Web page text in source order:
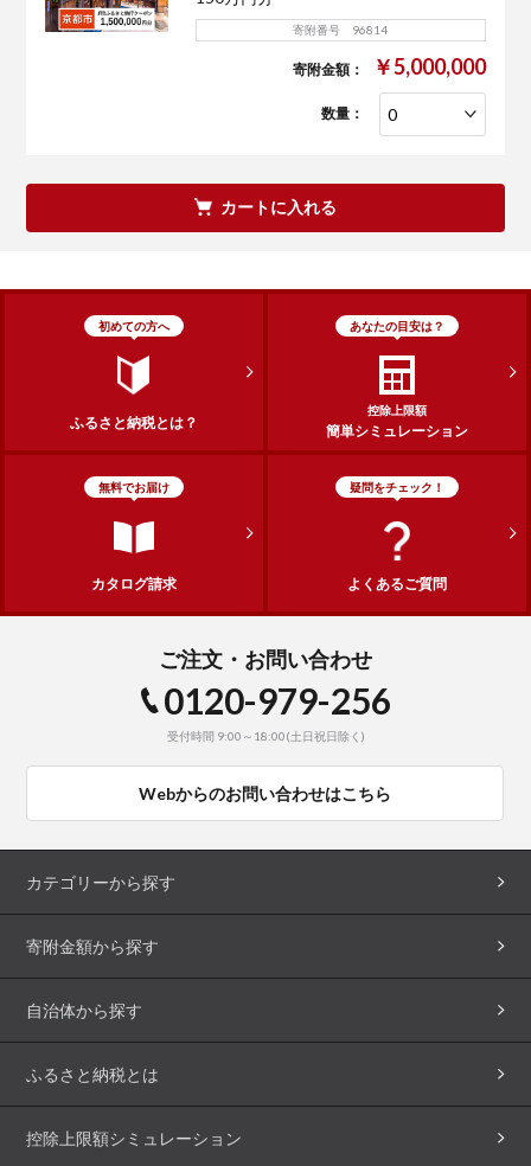
寄附番号 96814
寄附金額： ￥5,000,000
数量：
カートに入れる
初めての方へ
ふるさと納税とは？
あなたの目安は？
控除上限額
簡単シミュレーション
無料でお届け
カタログ請求
疑問をチェック！
よくあるご質問
ご注文・お問い合わせ
0120-979-256
受付時間 9:00～18:00(土日祝日除く)
Webからのお問い合わせはこちら
カテゴリーから探す
寄附金額から探す
自治体から探す
ふるさと納税とは
控除上限額シミュレーション